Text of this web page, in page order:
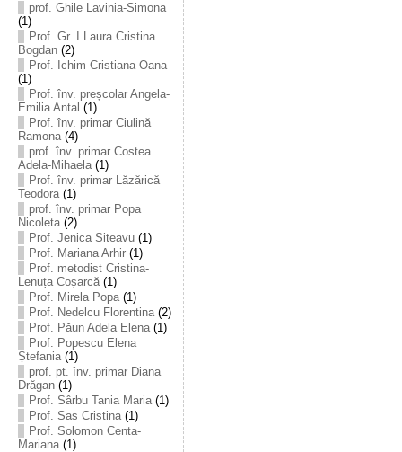
prof. Ghile Lavinia-Simona
(1)
Prof. Gr. I Laura Cristina
Bogdan(2)
Prof. Ichim Cristiana Oana
(1)
Prof. înv. preșcolar Angela-
Emilia Antal (1)
Prof. înv. primar Ciulină
Ramona(4)
prof. înv. primar Costea
Adela-Mihaela(1)
Prof. înv. primar Lăzărică
Teodora(1)
prof. înv. primar Popa
Nicoleta(2)
Prof. Jenica Siteavu(1)
Prof. Mariana Arhir(1)
Prof. metodist Cristina-
Lenuța Coșarcă(1)
Prof. Mirela Popa(1)
Prof. Nedelcu Florentina(2)
Prof. Păun Adela Elena(1)
Prof. Popescu Elena
Ștefania(1)
prof. pt. înv. primar Diana
Drăgan(1)
Prof. Sârbu Tania Maria(1)
Prof. Sas Cristina(1)
Prof. Solomon Centa-
Mariana(1)